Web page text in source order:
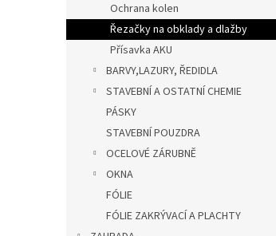
Ochrana kolen
Řezačky na obklady a dlažby
Přísavka AKU
BARVY,LAZURY, ŘEDIDLA
STAVEBNÍ A OSTATNÍ CHEMIE
PÁSKY
STAVEBNÍ POUZDRA
OCELOVÉ ZÁRUBNĚ
OKNA
FÓLIE
FÓLIE ZAKRÝVACÍ A PLACHTY